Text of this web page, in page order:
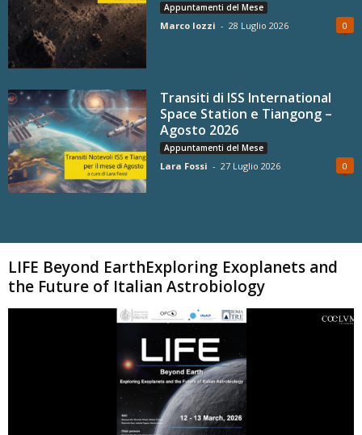
Appuntamenti del Mese
Marco Iozzi - 28 Luglio 2026 0
Transiti di ISS International
Space Station e Tiangong –
Agosto 2026
Appuntamenti del Mese
Lara Fossi - 27 Luglio 2026 0
LIFE Beyond EarthExploring Exoplanets and
the Future of Italian Astrobiology